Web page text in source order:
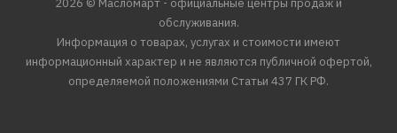
2026 © Масломарт - официальные центры продаж и
обслуживания.
Информация о товарах, услугах и стоимости имеют
информационный характер и не являются публичной офертой,
определяемой положениями Статьи 437 ГК РФ.